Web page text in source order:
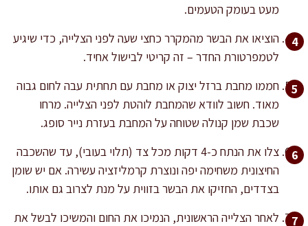
מעט בעומק הטעמים.
הוציאו את הבשר מהמקרר כחצי שעה לפני הצלייה, כדי שיגיע
לטמפרטורת החדר – זה קריטי לבישול אחיד.
חממו מחבת ברזל יצוק או מחבת עם תחתית עבה לחום גבוה
מאוד. חשוב לוודא שהמחבת לוהטת לפני הצלייה. מרחו
שכבת שמן קנולה שטוחה על המחבת בעזרת נייר סופג.
צלו את הנתח כ-4 דקות מכל צד (תלוי בעובי), עד שהשכבה
החיצונית משחימה יפה ונוצרת קרמליזציה עשירה. אם יש שומן
בצדדים, החזיקו את הבשר בזווית על מנת לצרוב גם אותו.
לאחר הצלייה הראשונית, הנמיכו את החום והמשיכו לבשל את